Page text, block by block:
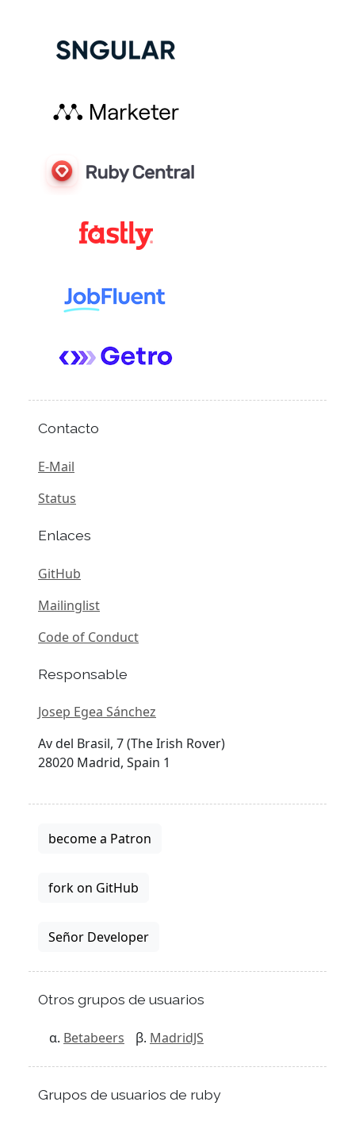
Contacto
E-Mail
Status
Enlaces
GitHub
Mailinglist
Code of Conduct
Responsable
Josep Egea Sánchez
Av del Brasil, 7 (The Irish Rover)
28020 Madrid, Spain 1
become a Patron
fork on GitHub
Señor Developer
Otros grupos de usuarios
Betabeers MadridJS
Grupos de usuarios de ruby